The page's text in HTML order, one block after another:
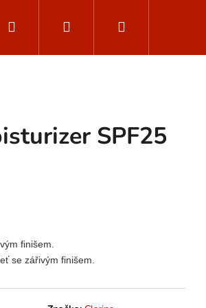
Muži - ClarinsMen
Hledat PřihlášeníNákupní
SPF25
finišem.
se zářivým finišem.